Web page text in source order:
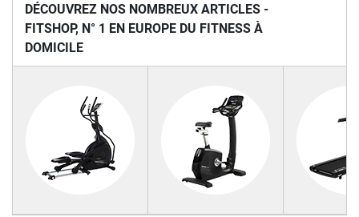
DÉCOUVREZ NOS NOMBREUX ARTICLES -
FITSHOP, N° 1 EN EUROPE DU FITNESS À
DOMICILE